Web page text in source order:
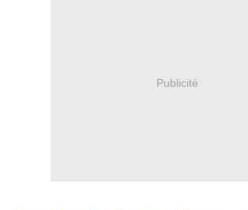
Publicité